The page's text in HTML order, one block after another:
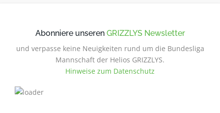
Abonniere unseren GRIZZLYS Newsletter
und verpasse keine Neuigkeiten rund um die Bundesliga
Mannschaft der Helios GRIZZLYS.
Hinweise zum Datenschutz